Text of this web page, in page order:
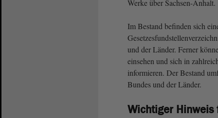
Werke über Sachsen-Anhalt.
Im Bestand befinden sich
und der Länder. Ferner
einsehen und sich in
informieren. Der Bestand
Bundes und der Länder.
Wichtiger Hinweis